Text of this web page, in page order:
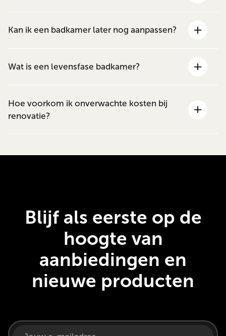
Kan ik een badkamer later nog aanpassen?
Wat is een levensfase badkamer?
Hoe voorkom ik onverwachte kosten bij
renovatie?
Blijf als eerste op de
hoogte van
aanbiedingen en
nieuwe producten